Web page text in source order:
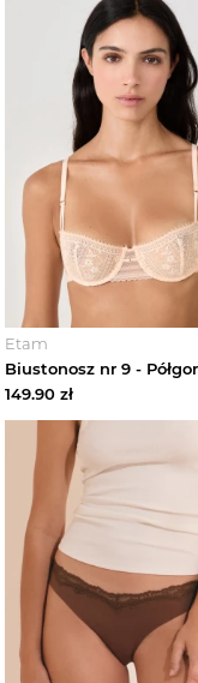
Etam
149.90 zł